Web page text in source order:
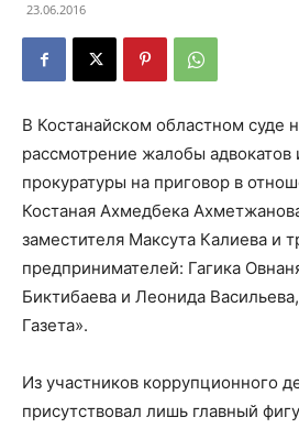
23.06.2016
В Костанайском областном суде
рассмотрение жалобы адвокатов
прокуратуры на приговор в
Костаная Ахмедбека
заместителя Максута Калиева и
предпринимателей: Гагика
Биктибаева и Леонида
Газета».
Из участников коррупционного
присутствовал лишь главный